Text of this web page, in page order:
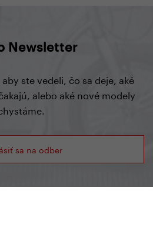
Newsletter
ste vedeli, čo sa deje, aké
alebo aké nové modely
sa na odber